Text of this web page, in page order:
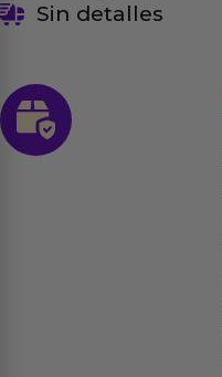
Sin detalles